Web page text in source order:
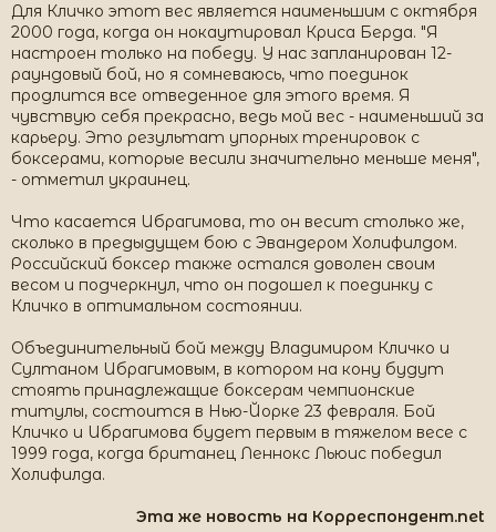
Для Кличко этот вес является наименьшим с октября
2000 года, когда он нокаутировал Криса Берда. "Я
настроен только на победу. У нас запланирован 12-
раундовый бой, но я сомневаюсь, что поединок
продлится все отведенное для этого время. Я
чувствую себя прекрасно, ведь мой вес - наименьший за
карьеру. Это результат упорных тренировок с
боксерами, которые весили значительно меньше меня",
- отметил украинец.
Что касается Ибрагимова, то он весит столько же,
сколько в предыдущем бою с Эвандером Холифилдом.
Российский боксер также остался доволен своим
весом и подчеркнул, что он подошел к поединку с
Кличко в оптимальном состоянии.
Объединительный бой между Владимиром Кличко и
Султаном Ибрагимовым, в котором на кону будут
стоять принадлежащие боксерам чемпионские
титулы, состоится в Нью-Йорке 23 февраля. Бой
Кличко и Ибрагимова будет первым в тяжелом весе с
1999 года, когда британец Леннокс Льюис победил
Холифилда.
Эта же новость на Корреспондент.net​